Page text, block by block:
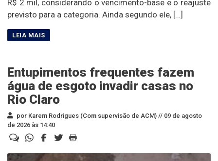
R$ 2 mil, considerando o vencimento-base e o reajuste
previsto para a categoria. Ainda segundo ele, […]
Entupimentos frequentes fazem
água de esgoto invadir casas no
Rio Claro
por Karem Rodrigues (Com supervisão de ACM) // 09 de agosto
de 2026 às 14:40